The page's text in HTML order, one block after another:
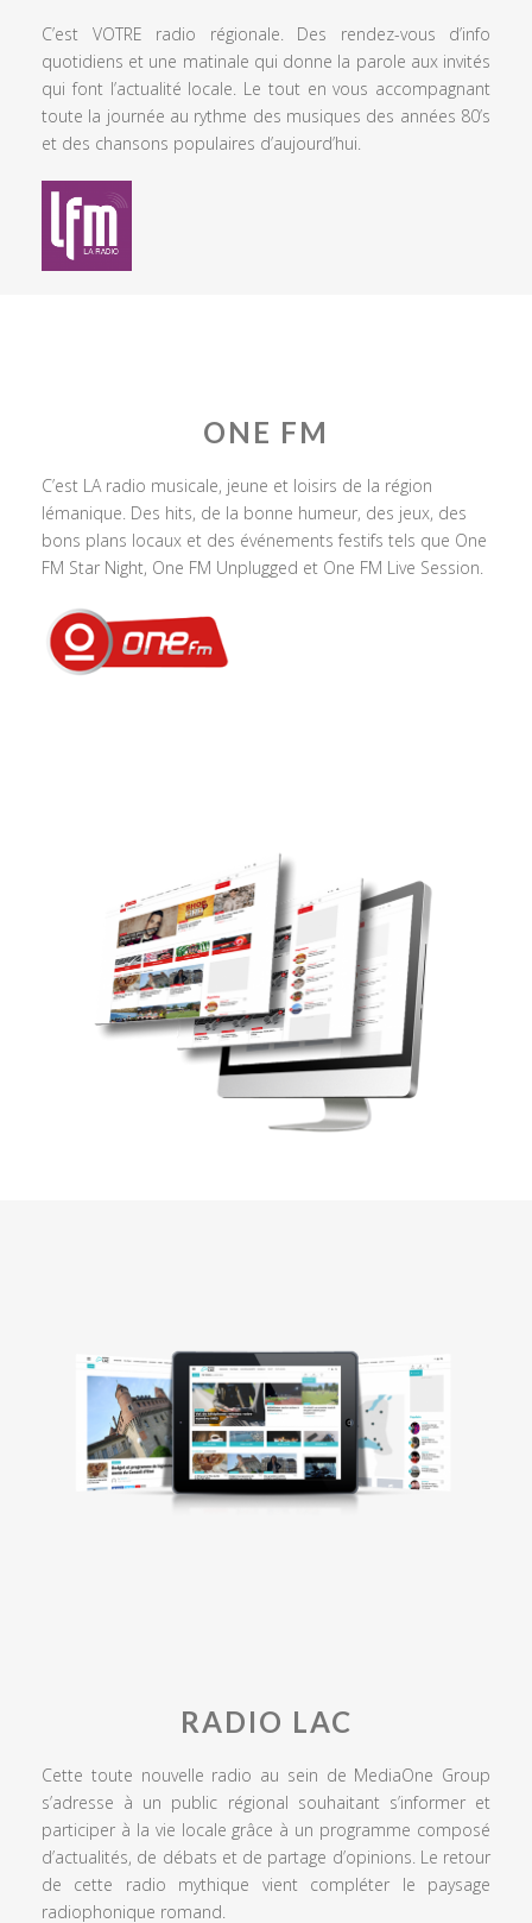
C’est VOTRE radio régionale. Des rendez-vous d’info
quotidiens et une matinale qui donne la parole aux invités
qui font l’actualité locale. Le tout en vous accompagnant
toute la journée au rythme des musiques des années 80’s
et des chansons populaires d’aujourd’hui.
ONE FM
C’est LA radio musicale, jeune et loisirs de la région
lémanique. Des hits, de la bonne humeur, des jeux, des
bons plans locaux et des événements festifs tels que One
FM Star Night, One FM Unplugged et One FM Live Session.
RADIO LAC
Cette toute nouvelle radio au sein de MediaOne Group
s’adresse à un public régional souhaitant s’informer et
participer à la vie locale grâce à un programme composé
d’actualités, de débats et de partage d’opinions. Le retour
de cette radio mythique vient compléter le paysage
radiophonique romand.